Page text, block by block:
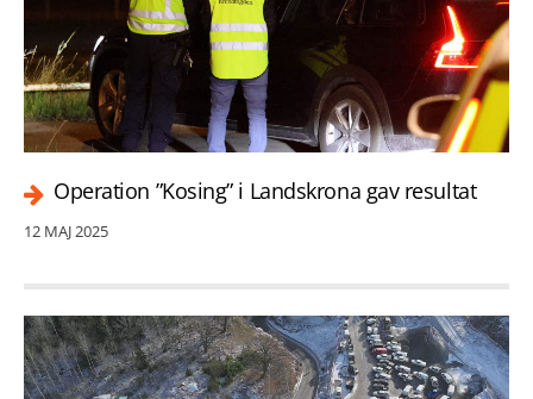
Operation ”Kosing” i Landskrona gav resultat
12 MAJ 2025